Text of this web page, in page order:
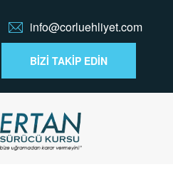
info@corluehliyet.com
BİZİ TAKİP EDİN